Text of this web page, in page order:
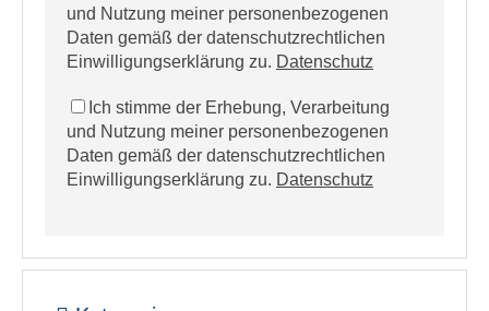
und Nutzung meiner personenbezogenen
Daten gemäß der datenschutzrechtlichen
Einwilligungserklärung zu. Datenschutz
Ich stimme der Erhebung, Verarbeitung
und Nutzung meiner personenbezogenen
Daten gemäß der datenschutzrechtlichen
Einwilligungserklärung zu. Datenschutz